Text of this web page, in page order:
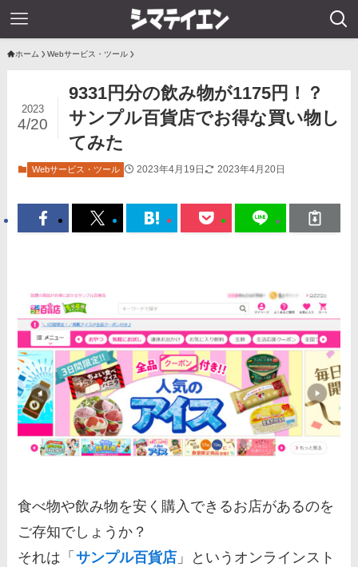
ホーム Webサービス・ツール
9331円分の飲み物が1175円！？
サンプル百貨店でお得な買い物し
てみた
2023
4/20
Webサービス・ツール 2023年4月19日 2023年4月20日
食べ物や飲み物を安く購入できるお店があるのを
ご存知でしょうか？
それは「 サンプル百貨店 」というオンラインスト